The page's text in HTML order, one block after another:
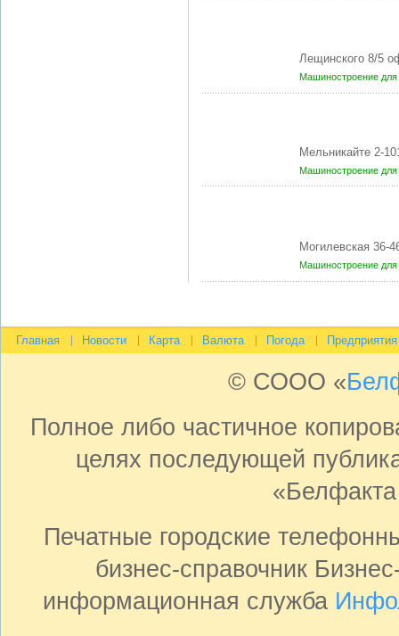
Лещинского 8/5
Машиностроение
Мельникайте 2-
Машиностроение
Могилевская 36-
Машиностроение
Главная Новости Карта Валюта Погода Предприятия
© СООО «
Полное либо частичное
целях последующей
Печатные городские
бизнес-справочник
информационная служба